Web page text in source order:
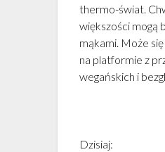
thermo-świat.
większości mogą
mąkami. Może
na platformie z
wegańskich i
Dzisiaj: